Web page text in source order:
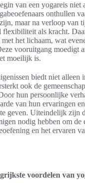
van een yogareis niet
onthullen
maar na verloop van
flexibiliteit als kracht.
het lichaam, wat
vooruitgang moedigt
moeilijk is.
biedt niet alleen
ook de
hun persoonlijke
van hun ervaringen
geven. Uiteindelijk zijn
nodig hebben om de
en het ervaren
voordelen van